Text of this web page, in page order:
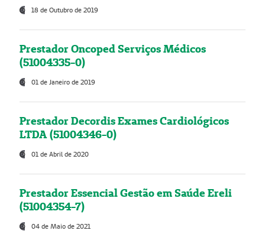
18 de Outubro de 2019
Prestador Oncoped Serviços Médicos
(51004335-0)
01 de Janeiro de 2019
Prestador Decordis Exames Cardiológicos
LTDA (51004346-0)
01 de Abril de 2020
Prestador Essencial Gestão em Saúde Ereli
(51004354-7)
04 de Maio de 2021